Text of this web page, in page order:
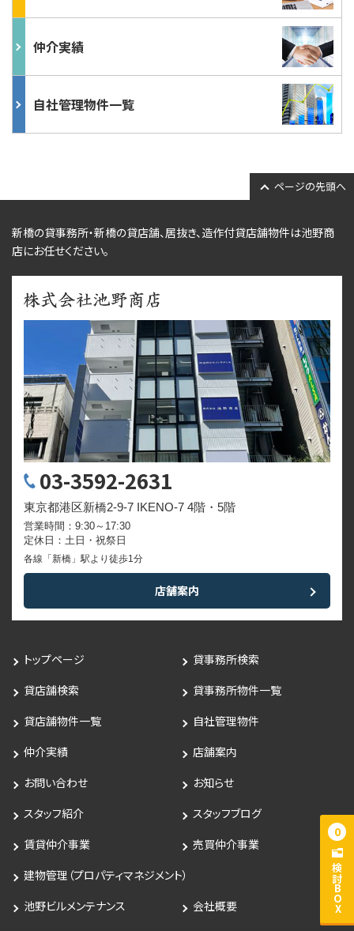
仲介実績
自社管理物件一覧
ページの先頭へ
新橋の貸事務所・新橋の貸店舗、居抜き、造作付貸店舗物件は池野商
店にお任せください。
03-3592-2631
東京都港区新橋2-9-7 IKENO-7 4階・5階
営業時間：9:30～17:30
定休日：土日・祝祭日
各線「新橋」駅より徒歩1分
店舗案内
トップページ
貸事務所検索
貸店舗検索
貸事務所物件一覧
貸店舗物件一覧
自社管理物件
仲介実績
店舗案内
お問い合わせ
お知らせ
スタッフ紹介
スタッフブログ
賃貸仲介事業
売買仲介事業
建物管理（プロパティマネジメント）
池野ビルメンテナンス
会社概要
0
検討BOX